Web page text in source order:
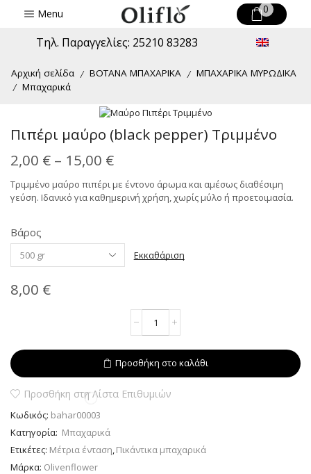
Menu 0
Τηλ. Παραγγελίες: 25210 83283
Αρχική σελίδα / ΒΟΤΑΝΑ ΜΠΑΧΑΡΙΚΑ / ΜΠΑΧΑΡΙΚΑ ΜΥΡΩΔΙΚΑ
/ Μπαχαρικά
Πιπέρι μαύρο (black pepper) Τριμμένο
2,00 € – 15,00 €Price
range:
2,00 €
15,00 €
Τριμμένο μαύρο πιπέρι με έντονο άρωμα και αμέσως διαθέσιμη
γεύση. Ιδανικό για καθημερινή χρήση, χωρίς μύλο ή προετοιμασία.
Βάρος
Εκκαθάριση
8,00 €
μαύρο
(black
pepper)
Τριμμένο
ποσότητα
Προσθήκη στο καλάθι
Προσθήκη στη Λίστα Επιθυμιών
Κωδικός: bahar00003
Κατηγορία: Μπαχαρικά
Ετικέτες: Μέτρια ένταση Πικάντικα μπαχαρικά
Μάρκα: Olivenflower